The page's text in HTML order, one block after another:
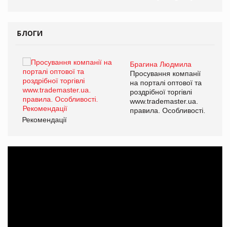
БЛОГИ
Брагина Людмила
Просування компанії
на порталі оптової та
роздрібної торгівлі
www.trademaster.ua.
правила. Особливості.
Рекомендації